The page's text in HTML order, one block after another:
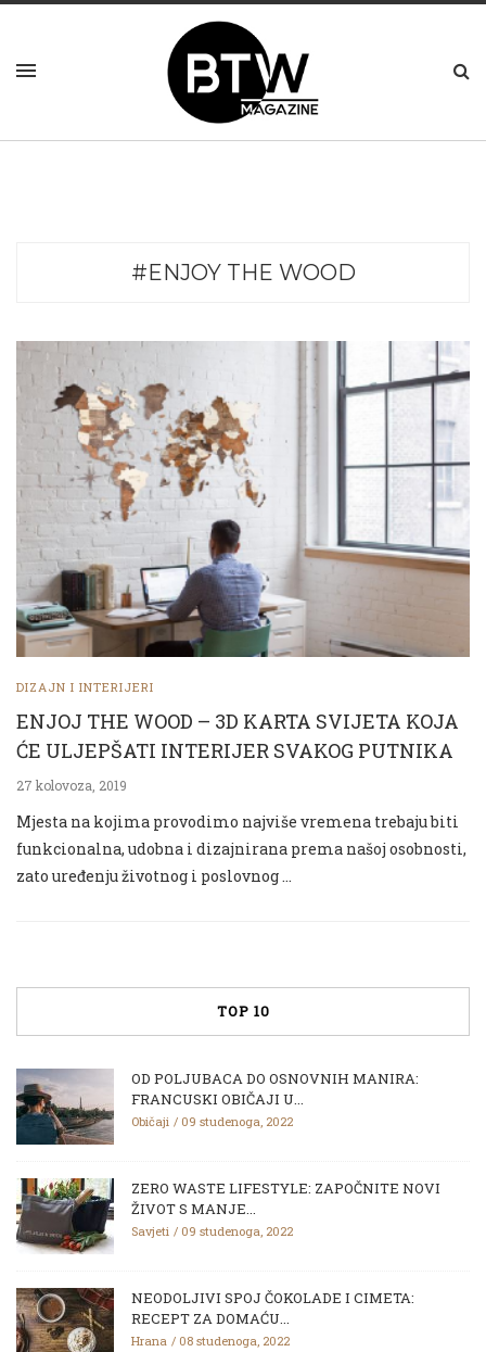
#ENJOY THE WOOD
DIZAJN I INTERIJERI
ENJOJ THE WOOD – 3D KARTA SVIJETA KOJA
ĆE ULJEPŠATI INTERIJER SVAKOG PUTNIKA
27 kolovoza, 2019
Mjesta na kojima provodimo najviše vremena trebaju biti
funkcionalna, udobna i dizajnirana prema našoj osobnosti,
zato uređenju životnog i poslovnog …
TOP 10
OD POLJUBACA DO OSNOVNIH MANIRA:
FRANCUSKI OBIČAJI U...
Običaji 09 studenoga, 2022
ZERO WASTE LIFESTYLE: ZAPOČNITE NOVI
ŽIVOT S MANJE...
Savjeti 09 studenoga, 2022
NEODOLJIVI SPOJ ČOKOLADE I CIMETA:
RECEPT ZA DOMAĆU...
Hrana 08 studenoga, 2022